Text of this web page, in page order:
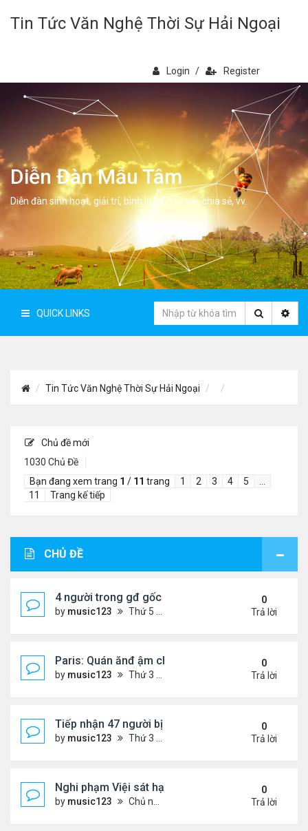
Tin Tức Văn Nghệ Thời Sự Hải Ngoại
Login / Register
Diễn Đàn Mẫu Tâm
Diễn đàn sinh hoạt, giải trí, bình luân, học hỏi, chia sẻ, vv.
QUICK LINKS
Tin Tức Văn Nghệ Thời Sự Hải Ngoại
Chủ đề mới
1030 Chủ Đề
Bạn đang xem trang 1 / 11 trang 1 2 3 4 5
11
Trang kế tiếp
CHỦ ĐỀ
4 người trong gđ gốc Việt thiệt mạng vì tai nạn xe
by music123 Thứ 5 Tháng 8 06, 2026 4:06 pm
0
Trả lời
Paris: Quán ănđ ậm chất Việt đông kín khách chờ
by music123 Thứ 3 Tháng 8 04, 2026 5:31 pm
0
Trả lời
Tiếp nhận 47 người bị Mỹ trục xuất, Công an
by music123 Thứ 3 Tháng 8 04, 2026 5:09 pm
0
Trả lời
Nghi phạm Việi sát hại cụ bà 91 tuổi, phi tang xác
by music123 Chủ nhật Tháng 8 02, 2026 6:14 pm
0
Trả lời